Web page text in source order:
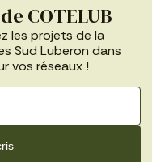
COTELUB
les projets de la
Sud Luberon dans
vos réseaux !